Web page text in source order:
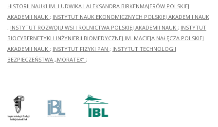
HISTORII NAUKI IM. LUDWIKA I ALEKSANDRA BIRKENMAJERÓW POLSKIEJ
AKADEMII NAUK ; INSTYTUT NAUK EKONOMICZNYCH POLSKIEJ AKADEMII NAUK
; INSTYTUT ROZWOJU WSI I ROLNICTWA POLSKIEJ AKADEMII NAUK ; INSTYTUT
BIOCYBERNETYKI I INŻYNIERII BIOMEDYCZNEJ IM. MACIEJA NAŁĘCZA POLSKIEJ
AKADEMII NAUK ; INSTYTUT FIZYKI PAN ; INSTYTUT TECHNOLOGII
BEZPIECZEŃSTWA „MORATEX” ;